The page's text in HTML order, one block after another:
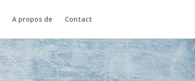
A propos de Contact